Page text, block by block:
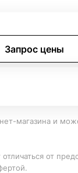
Запрос цены
магазина и
от